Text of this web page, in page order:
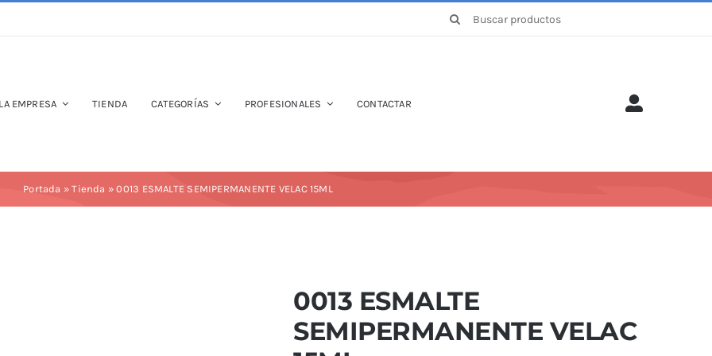
Buscar:
LA EMPRESA TIENDA CATEGORÍAS PROFESIONALES CONTACTAR
Portada »Tienda »0013 ESMALTE SEMIPERMANENTE VELAC 15ML
0013 ESMALTE
SEMIPERMANENTE VELAC